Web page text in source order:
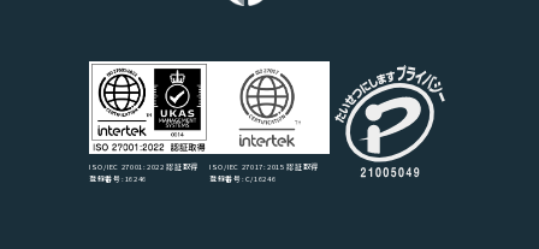
ISO/IEC 27001:2022 認証取得
登録番号:16246
ISO/IEC 27017:2015 認証取得
登録番号:C/16246